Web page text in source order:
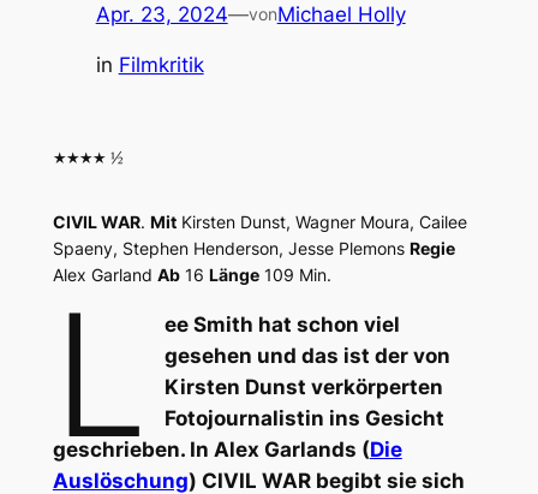
Apr. 23, 2024—vonMichael Holly
in Filmkritik
★★★★ ½
CIVIL WAR. MitKirsten Dunst, Wagner Moura, Cailee
Spaeny, Stephen Henderson, Jesse Plemons Regie
Alex Garland Ab16 Länge109 Min.
L
ee Smith hat schon viel
gesehen und das ist der von
Kirsten Dunst verkörperten
Fotojournalistin ins Gesicht
geschrieben. In Alex Garlands (Die
Auslöschung) CIVIL WAR begibt sie sich